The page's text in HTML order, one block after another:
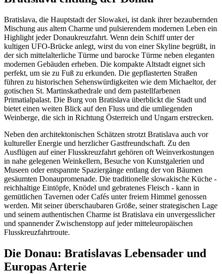
Bratislava, die Hauptstadt der Slowakei, ist dank ihrer bezaubernden
Mischung aus altem Charme und pulsierendem modernen Leben ein
Highlight jeder Donaukreuzfahrt. Wenn dein Schiff unter der
kultigen UFO-Brücke anlegt, wirst du von einer Skyline begrüßt, in
der sich mittelalterliche Türme und barocke Türme neben eleganten
modernen Gebäuden erheben. Die kompakte Altstadt eignet sich
perfekt, um sie zu Fuß zu erkunden. Die gepflasterten Straßen
führen zu historischen Sehenswürdigkeiten wie dem Michaeltor, der
gotischen St. Martinskathedrale und dem pastellfarbenen
Primatialpalast. Die Burg von Bratislava überblickt die Stadt und
bietet einen weiten Blick auf den Fluss und die umliegenden
Weinberge, die sich in Richtung Österreich und Ungarn erstrecken.
Neben den architektonischen Schätzen strotzt Bratislava auch vor
kultureller Energie und herzlicher Gastfreundschaft. Zu den
Ausflügen auf einer Flusskreuzfahrt gehören oft Weinverkostungen
in nahe gelegenen Weinkellern, Besuche von Kunstgalerien und
Museen oder entspannte Spaziergänge entlang der von Bäumen
gesäumten Donaupromenade. Die traditionelle slowakische Küche -
reichhaltige Eintöpfe, Knödel und gebratenes Fleisch - kann in
gemütlichen Tavernen oder Cafés unter freiem Himmel genossen
werden. Mit seiner überschaubaren Größe, seiner strategischen Lage
und seinem authentischen Charme ist Bratislava ein unvergesslicher
und spannender Zwischenstopp auf jeder mitteleuropäischen
Flusskreuzfahrtroute.
Die Donau: Bratislavas Lebensader und
Europas Arterie